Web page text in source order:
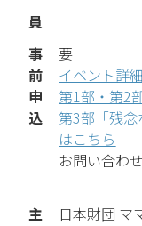
員
事
前
申
込
要
イベント詳細
第1部・第2
第3部「残
はこちら
お問い合わ
メール
主
日本財団 マ